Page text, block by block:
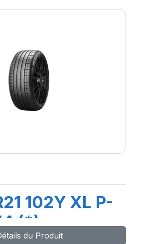
102Y XL P-
(*)ncs
du Produit